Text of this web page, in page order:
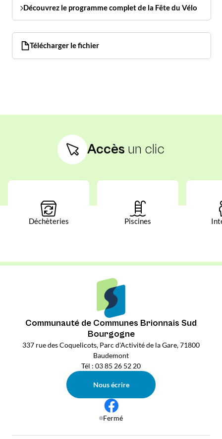
Découvrez le programme complet de la Fête du Vélo
Télécharger le fichier
Accès un clic
Déchèteries Piscines
Communauté de Communes Brionnais Sud
Bourgogne
337 rue des Coquelicots, Parc d'Activité de la Gare, 71800
Baudemont
Tél : 03 85 26 52 20
Nous écrire
Fermé